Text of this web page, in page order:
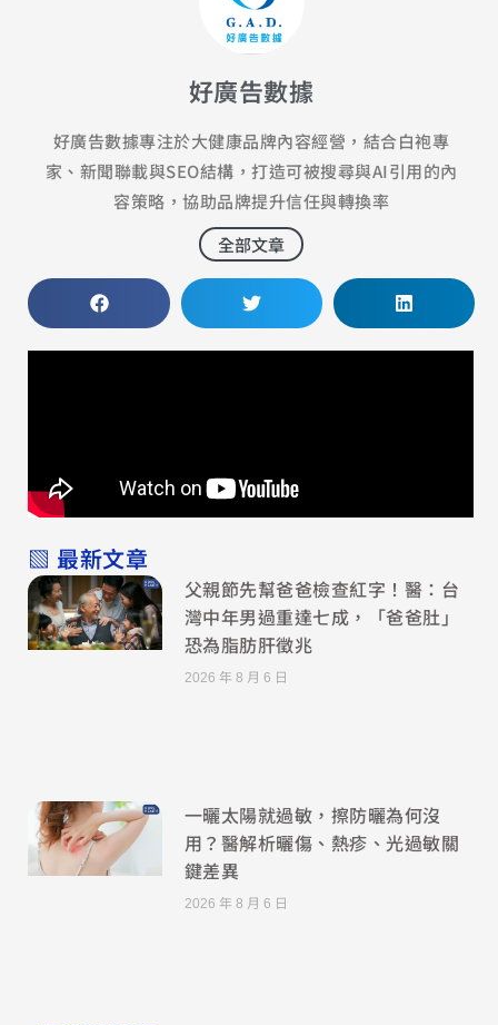
好廣告數據
好廣告數據專注於大健康品牌內容經營，結合白袍專
家、新聞聯載與SEO結構，打造可被搜尋與AI引用的內
容策略，協助品牌提升信任與轉換率
全部文章
▧ 最新文章
父親節先幫爸爸檢查紅字！醫：台
灣中年男過重達七成，「爸爸肚」
恐為脂肪肝徵兆
2026 年 8 月 6 日
一曬太陽就過敏，擦防曬為何沒
用？醫解析曬傷、熱疹、光過敏關
鍵差異
2026 年 8 月 6 日